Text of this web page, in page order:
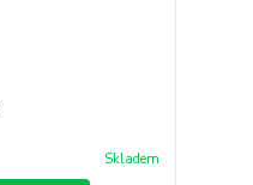
Skladem